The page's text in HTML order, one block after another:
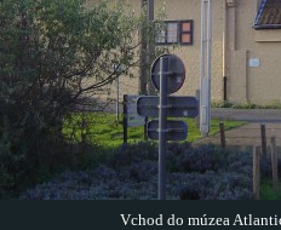
Vchod do múzea